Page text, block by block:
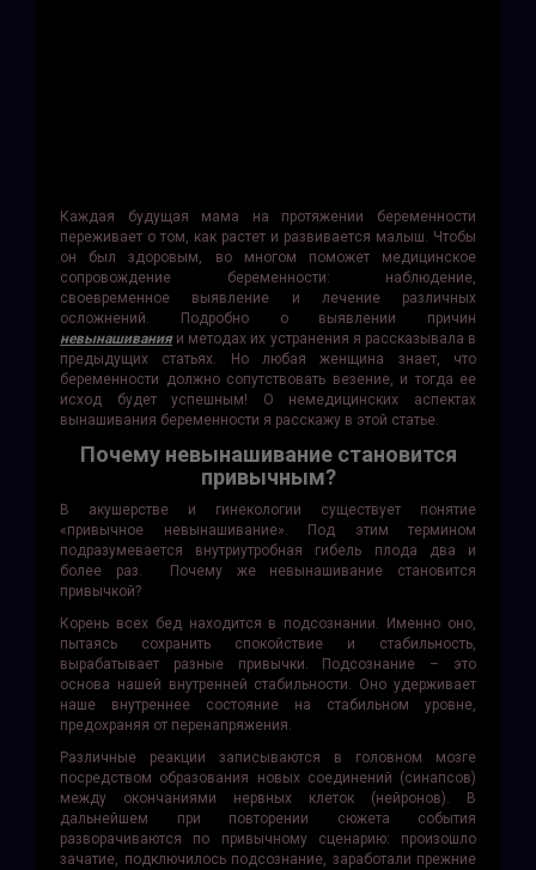
Каждая будущая мама на протяжении беременности
переживает о том, как растет и развивается малыш. Чтобы
он был здоровым, во многом поможет медицинское
сопровождение беременности: наблюдение,
своевременное выявление и лечение различных
осложнений. Подробно о выявлении причин
невынашиванияи методах их устранения я рассказывала в
предыдущих статьях. Но любая женщина знает, что
беременности должно сопутствовать везение, и тогда ее
исход будет успешным! О немедицинских аспектах
вынашивания беременности я расскажу в этой статье.
Почему невынашивание становится
привычным?
В акушерстве и гинекологии существует понятие
«привычное невынашивание». Под этим термином
подразумевается внутриутробная гибель плода два и
более раз. Почему же невынашивание становится
привычкой?
Корень всех бед находится в подсознании. Именно оно,
пытаясь сохранить спокойствие и стабильность,
вырабатывает разные привычки. Подсознание – это
основа нашей внутренней стабильности. Оно удерживает
наше внутреннее состояние на стабильном уровне,
предохраняя от перенапряжения.
Различные реакции записываются в головном мозге
посредством образования новых соединений (синапсов)
между окончаниями нервных клеток (нейронов). В
дальнейшем при повторении сюжета события
разворачиваются по привычному сценарию: произошло
зачатие, подключилось подсознание, заработали прежние